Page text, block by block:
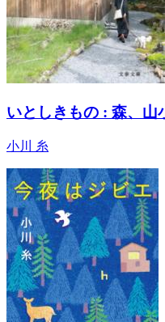
いとしきもの : 森、山
小川 糸